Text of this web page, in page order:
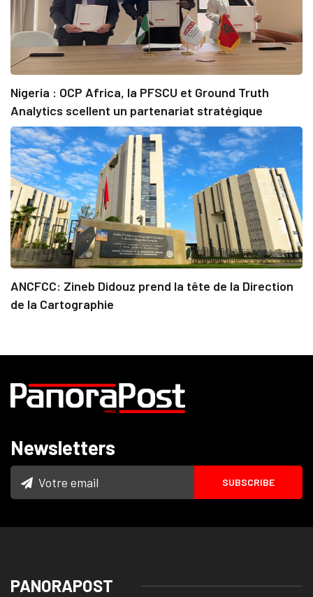
Nigeria : OCP Africa, la PFSCU et Ground Truth
Analytics scellent un partenariat stratégique
ANCFCC: Zineb Didouz prend la tête de la Direction
de la Cartographie
Newsletters
PANORAPOST